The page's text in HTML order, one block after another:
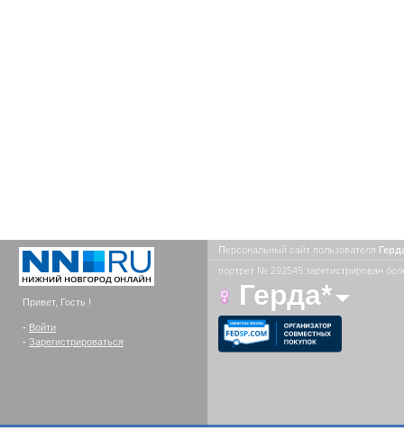
Привет, Гость !
- Войти
- Зарегистрироваться
Персональный сайт пользователя
портрет № 292545 зарегистрирован
Герда*